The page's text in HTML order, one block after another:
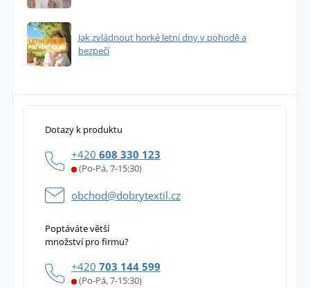
Jak zvládnout horké letní dny v pohodě a
bezpečí
Dotazy k produktu
+420 608 330 123
(Po-Pá, 7-15:30)
obchod@dobrytextil.cz
Poptáváte větší
množství pro firmu?
+420 703 144 599
(Po-Pá, 7-15:30)